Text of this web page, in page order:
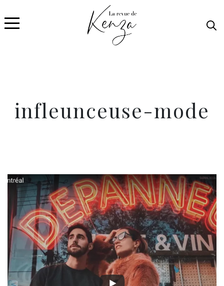
infleunceuse-mode